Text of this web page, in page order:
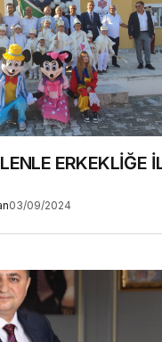
ERKEKLİĞE
03/09/2024